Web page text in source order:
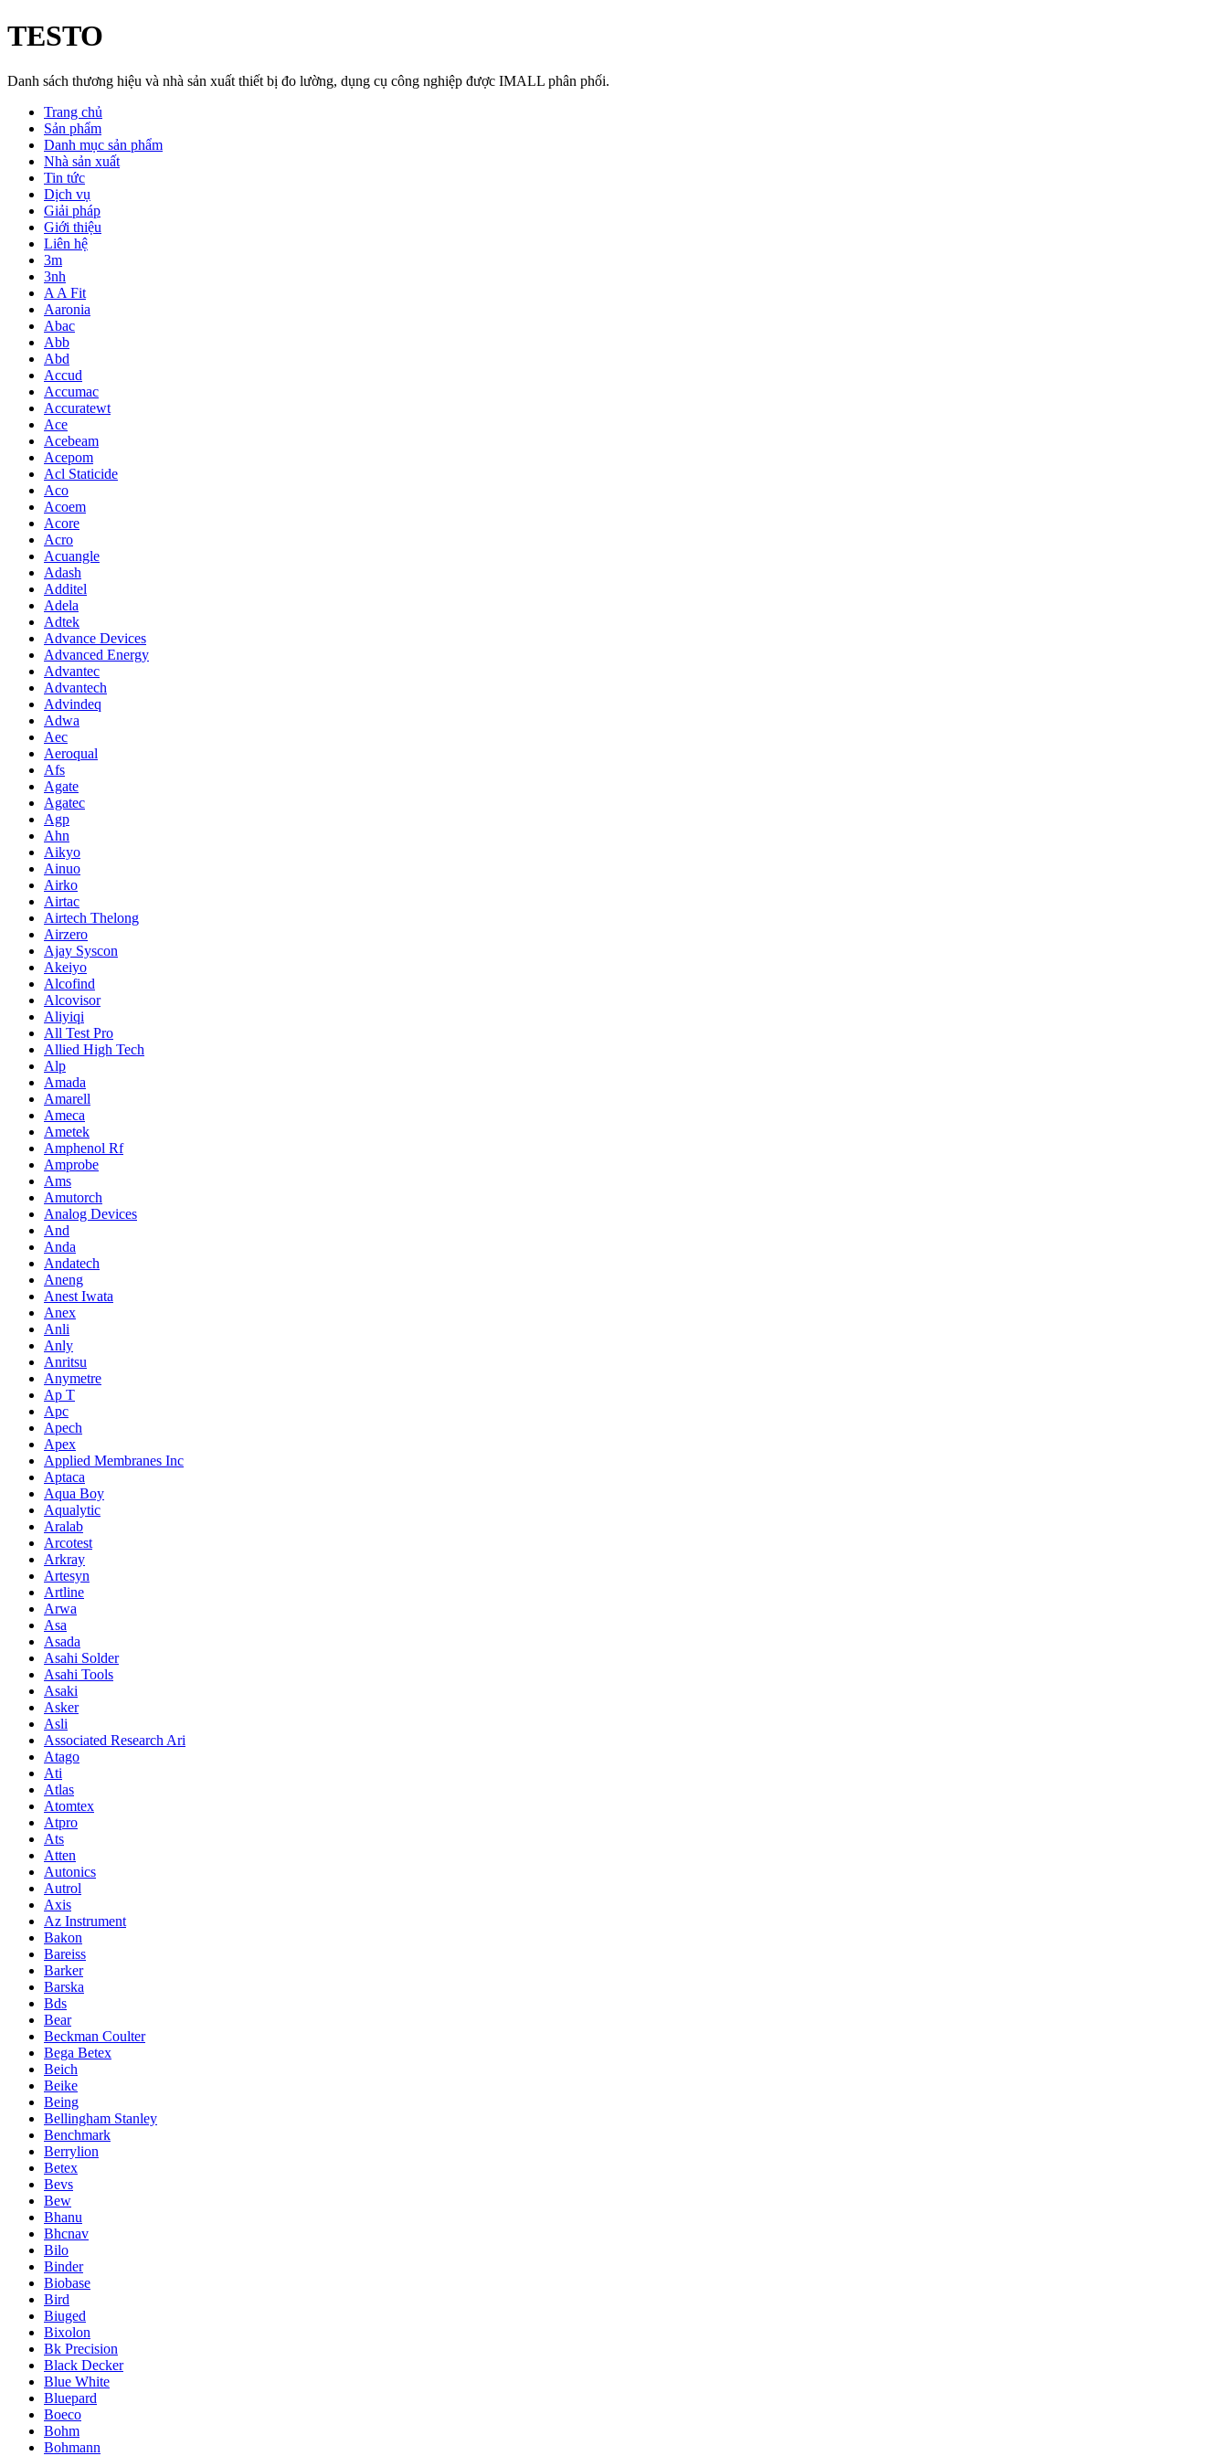
TESTO
Danh sách thương hiệu và nhà sản xuất thiết bị đo lường, dụng cụ công nghiệp được IMALL phân phối.
Trang chủ
Sản phẩm
Danh mục sản phẩm
Nhà sản xuất
Tin tức
Dịch vụ
Giải pháp
Giới thiệu
Liên hệ
3m
3nh
A A Fit
Aaronia
Abac
Abb
Abd
Accud
Accumac
Accuratewt
Ace
Acebeam
Acepom
Acl Staticide
Aco
Acoem
Acore
Acro
Acuangle
Adash
Additel
Adela
Adtek
Advance Devices
Advanced Energy
Advantec
Advantech
Advindeq
Adwa
Aec
Aeroqual
Afs
Agate
Agatec
Agp
Ahn
Aikyo
Ainuo
Airko
Airtac
Airtech Thelong
Airzero
Ajay Syscon
Akeiyo
Alcofind
Alcovisor
Aliyiqi
All Test Pro
Allied High Tech
Alp
Amada
Amarell
Ameca
Ametek
Amphenol Rf
Amprobe
Ams
Amutorch
Analog Devices
And
Anda
Andatech
Aneng
Anest Iwata
Anex
Anli
Anly
Anritsu
Anymetre
Ap T
Apc
Apech
Apex
Applied Membranes Inc
Aptaca
Aqua Boy
Aqualytic
Aralab
Arcotest
Arkray
Artesyn
Artline
Arwa
Asa
Asada
Asahi Solder
Asahi Tools
Asaki
Asker
Asli
Associated Research Ari
Atago
Ati
Atlas
Atomtex
Atpro
Ats
Atten
Autonics
Autrol
Axis
Az Instrument
Bakon
Bareiss
Barker
Barska
Bds
Bear
Beckman Coulter
Bega Betex
Beich
Beike
Being
Bellingham Stanley
Benchmark
Berrylion
Betex
Bevs
Bew
Bhanu
Bhcnav
Bilo
Binder
Biobase
Bird
Biuged
Bixolon
Bk Precision
Black Decker
Blue White
Bluepard
Boeco
Bohm
Bohmann